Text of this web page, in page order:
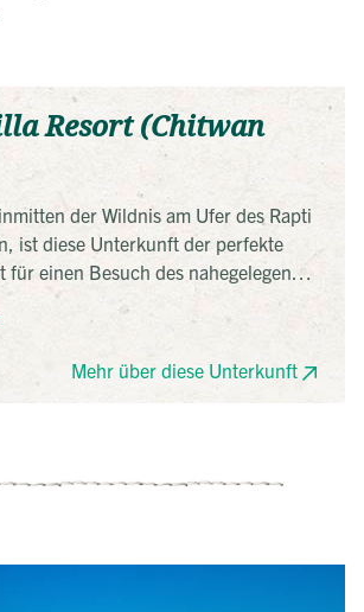
Resort (Chitwan
der Wildnis am Ufer des Rapti
ist diese Unterkunft der perfekte
für einen Besuch des nahegelegenen
Das Resort verfügt über
Zimmerkategorien und eine
Mehr über diese Unterkunft